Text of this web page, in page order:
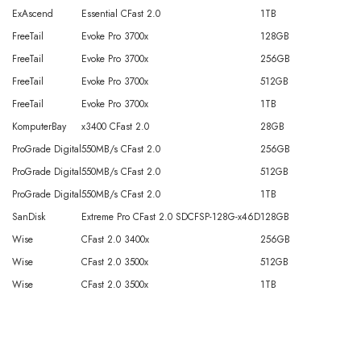
ExAscend
Essential CFast 2.0
1TB
FreeTail
Evoke Pro 3700x
128GB
FreeTail
Evoke Pro 3700x
256GB
FreeTail
Evoke Pro 3700x
512GB
FreeTail
Evoke Pro 3700x
1TB
KomputerBay
x3400 CFast 2.0
28GB
ProGrade Digital550MB/s CFast 2.0
256GB
ProGrade Digital550MB/s CFast 2.0
512GB
ProGrade Digital550MB/s CFast 2.0
1TB
SanDisk
Extreme Pro CFast 2.0 SDCFSP-128G-x46D128GB
Wise
CFast 2.0 3400x
256GB
Wise
CFast 2.0 3500x
512GB
Wise
CFast 2.0 3500x 1TB